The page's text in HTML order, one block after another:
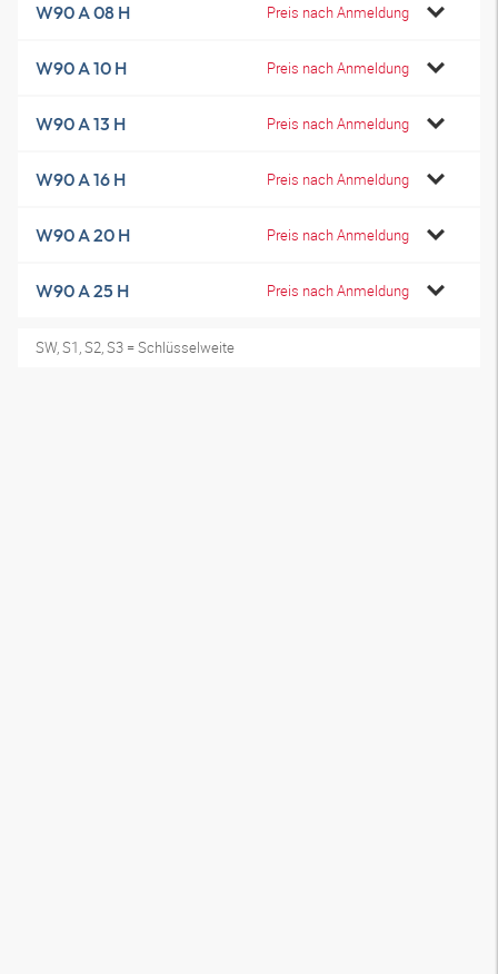
W90 A 08 H Preis nach Anmeldung
W90 A 10 H Preis nach Anmeldung
W90 A 13 H Preis nach Anmeldung
W90 A 16 H Preis nach Anmeldung
W90 A 20 H Preis nach Anmeldung
W90 A 25 H Preis nach Anmeldung
SW, S1, S2, S3 = Schlüsselweite